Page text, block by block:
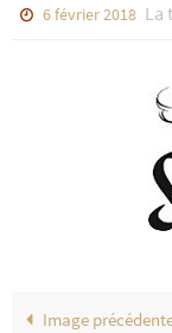
6 février 2018 La
Image